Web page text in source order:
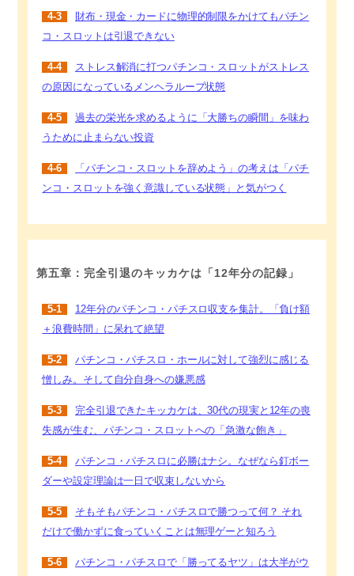
4-3
財布・現金・カードに物理的制限をかけてもパチン
コ・スロットは引退できない
4-4
ストレス解消に打つパチンコ・スロットがストレス
の原因になっているメンヘラループ状態
4-5
過去の栄光を求めるように「大勝ちの瞬間」を味わ
うために止まらない投資
4-6
「パチンコ・スロットを辞めよう」の考えは「パチ
ンコ・スロットを強く意識している状態」と気がつく
第五章：完全引退のキッカケは「12年分の記録」
5-1
12年分のパチンコ・パチスロ収支を集計。「負け額
＋浪費時間」に呆れて絶望
5-2
パチンコ・パチスロ・ホールに対して強烈に感じる
憎しみ。そして自分自身への嫌悪感
5-3
完全引退できたキッカケは、30代の現実と12年の喪
失感が生む、パチンコ・スロットへの「急激な飽き」
5-4
パチンコ・パチスロに必勝はナシ。なぜなら釘ボー
ダーや設定理論は一日で収束しないから
5-5
そもそもパチンコ・パチスロで勝つって何？ それ
だけで働かずに食っていくことは無理ゲーと知ろう
5-6
パチンコ・パチスロで「勝ってるヤツ」は大半がウ